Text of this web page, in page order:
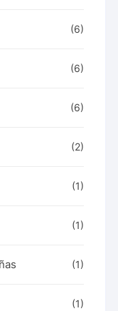
(6)
(6)
(6)
(2)
(1)
(1)
(1)
(1)